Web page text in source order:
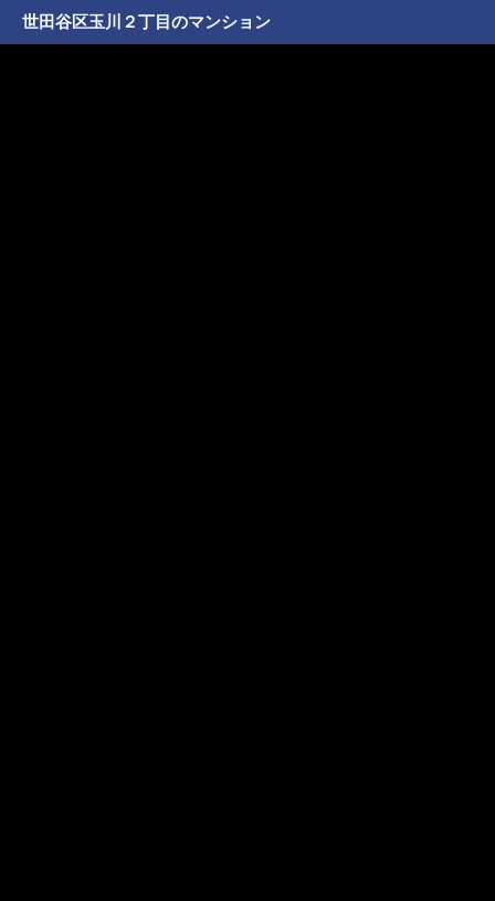
世田谷区玉川２丁目のマンション